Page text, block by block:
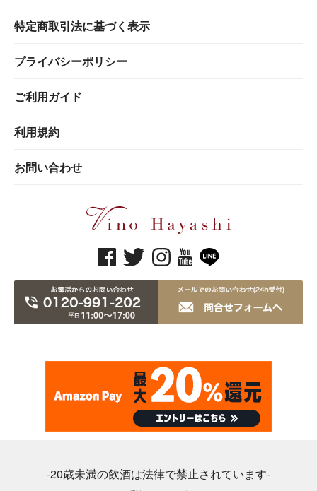
特定商取引法に基づく表示
プライバシーポリシー
ご利用ガイド
利用規約
お問い合わせ
-20歳未満の飲酒は法律で禁止されています-